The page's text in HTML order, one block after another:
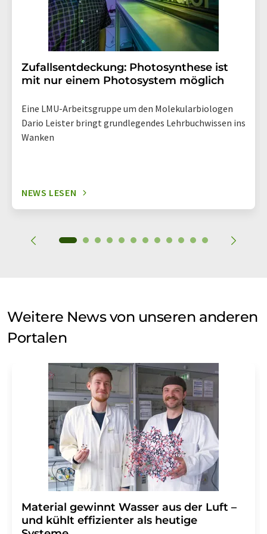
Zufallsentdeckung: Photosynthese ist
mit nur einem Photosystem möglich
Eine LMU-Arbeitsgruppe um den Molekularbiologen
Dario Leister bringt grundlegendes Lehrbuchwissen ins
Wanken
NEWS LESEN
Weitere News von unseren anderen
Portalen
Material gewinnt Wasser aus der Luft –
und kühlt effizienter als heutige